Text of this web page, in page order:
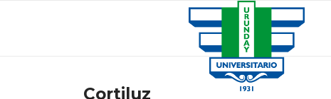
Cortiluz